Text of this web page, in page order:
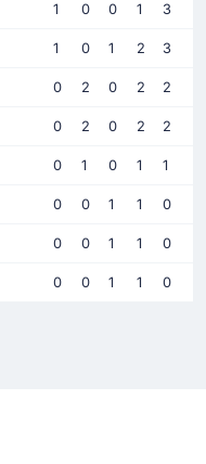
1 0 0 1 3
1 0 1 2 3
0 2 0 2 2
0 2 0 2 2
0 1 0 1 1
0 0 1 1 0
0 0 1 1 0
0 0 1 1 0